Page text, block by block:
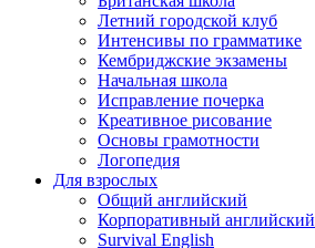
Летний городской клуб
Интенсивы по грамматике
Кембриджские экзамены
Начальная школа
Исправление почерка
Креативное рисование
Основы грамотности
Логопедия
Для взрослых
Общий английский
Корпоративный английский
Survival English